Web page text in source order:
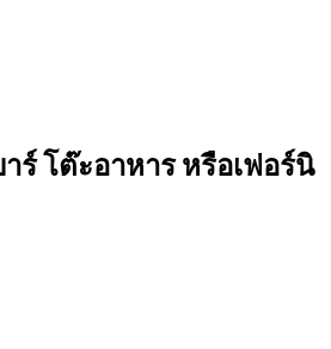
ร์ โต๊ะอาหาร หรือเฟอร์นิ